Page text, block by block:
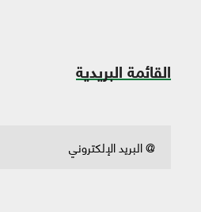
القائمة البريدية